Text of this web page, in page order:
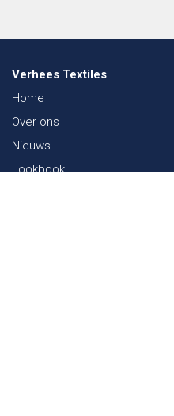
Verhees Textiles
Home
Over ons
Nieuws
Lookbook